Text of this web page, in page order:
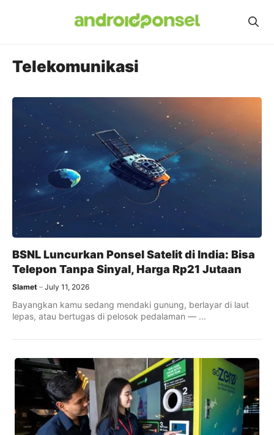
Telekomunikasi
BSNL Luncurkan Ponsel Satelit di India: Bisa
Telepon Tanpa Sinyal, Harga Rp21 Jutaan
Slamet July 11, 2026
Bayangkan kamu sedang mendaki gunung, berlayar di laut
lepas, atau bertugas di pelosok pedalaman — ...